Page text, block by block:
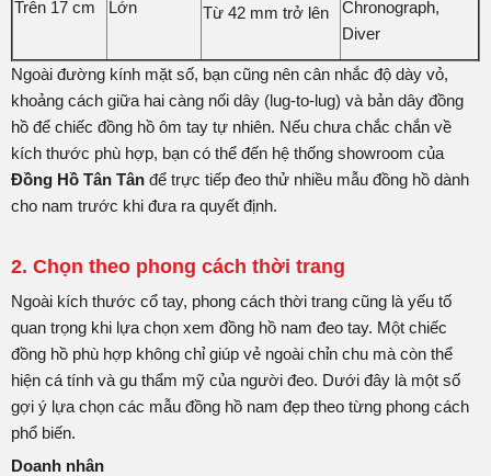
Trên 17 cm Lớn Từ 42 mm trở lên
Chronograph,
Diver
Ngoài đường kính mặt số, bạn cũng nên cân nhắc độ dày vỏ,
khoảng cách giữa hai càng nối dây (lug-to-lug) và bản dây đồng
hồ để chiếc đồng hồ ôm tay tự nhiên. Nếu chưa chắc chắn về
kích thước phù hợp, bạn có thể đến hệ thống showroom của
Đồng Hồ Tân Tân để trực tiếp đeo thử nhiều mẫu đồng hồ dành
cho nam trước khi đưa ra quyết định.
2. Chọn theo phong cách thời trang
Ngoài kích thước cổ tay, phong cách thời trang cũng là yếu tố
quan trọng khi lựa chọn xem đồng hồ nam đeo tay. Một chiếc
đồng hồ phù hợp không chỉ giúp vẻ ngoài chỉn chu mà còn thể
hiện cá tính và gu thẩm mỹ của người đeo. Dưới đây là một số
gợi ý lựa chọn các mẫu đồng hồ nam đẹp theo từng phong cách
phổ biến.
Doanh nhân